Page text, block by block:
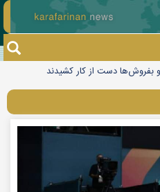
دست از کار کشیدند
جایزه بهترین کتاب به انتخاب
جهان
مواجه است
نیمه‌ابری باشند